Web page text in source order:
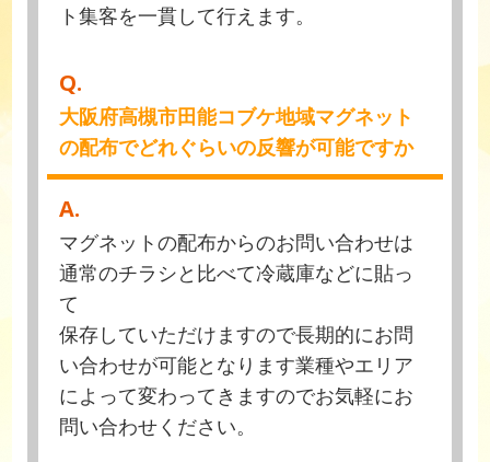
ト集客を一貫して行えます。
Q.
大阪府高槻市田能コブケ地域マグネット
の配布でどれぐらいの反響が可能ですか
A.
マグネットの配布からのお問い合わせは
通常のチラシと比べて冷蔵庫などに貼っ
て
保存していただけますので長期的にお問
い合わせが可能となります業種やエリア
によって変わってきますのでお気軽にお
問い合わせください。